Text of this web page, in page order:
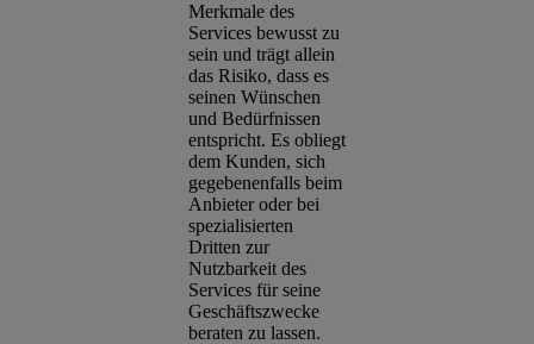
Merkmale des
Services bewusst zu
sein und trägt allein
das Risiko, dass es
seinen Wünschen
und Bedürfnissen
entspricht. Es obliegt
dem Kunden, sich
gegebenenfalls beim
Anbieter oder bei
spezialisierten
Dritten zur
Nutzbarkeit des
Services für seine
Geschäftszwecke
beraten zu lassen.